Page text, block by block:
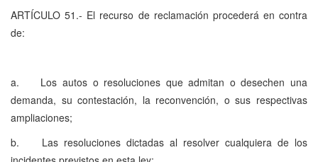
ARTÍCULO 51.- El recurso de reclamación procederá en contra
de:
a. Los autos o resoluciones que admitan o desechen una
demanda, su contestación, la reconvención, o sus respectivas
ampliaciones;
b. Las resoluciones dictadas al resolver cualquiera de los